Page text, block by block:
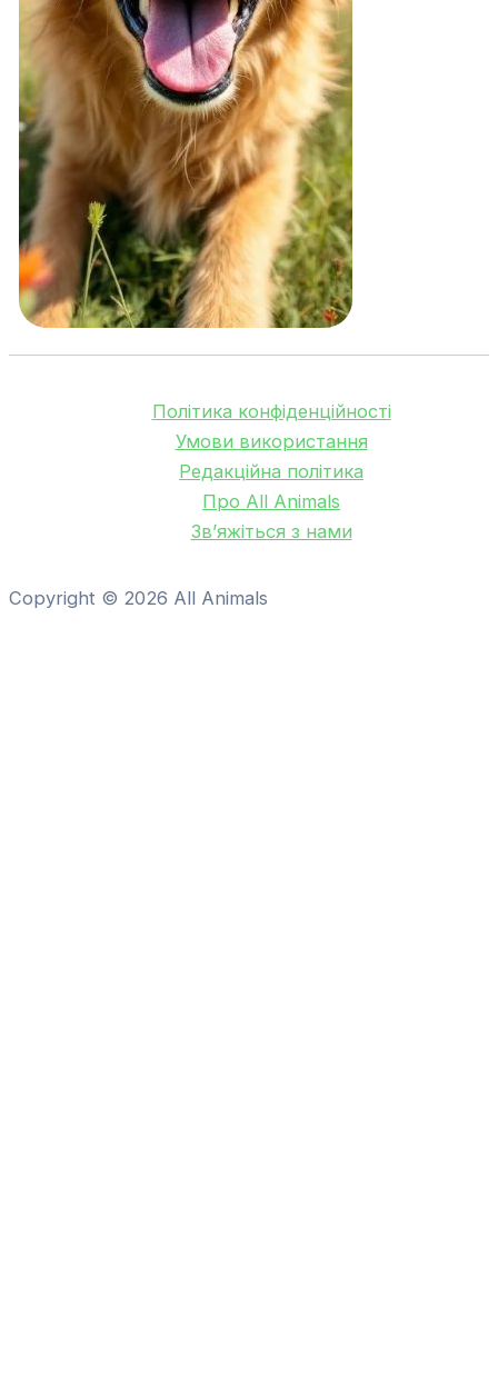
Політика конфіденційності
Умови використання
Редакційна політика
Про All Animals
Зв’яжіться з нами
Copyright © 2026 All Animals